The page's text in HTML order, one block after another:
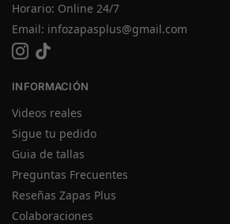
Horario: Online 24/7
Email: infozapasplus@gmail.com
INFORMACIÓN
Videos reales
Sigue tu pedido
Guia de tallas
Preguntas Frecuentes
Reseñas Zapas Plus
Colaboraciones